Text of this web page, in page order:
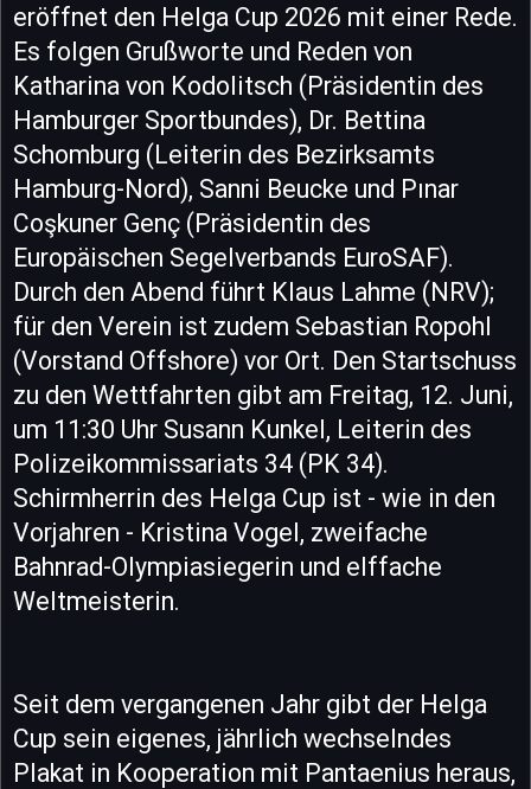
eröffnet den Helga Cup 2026 mit einer Rede.
Es folgen Grußworte und Reden von
Katharina von Kodolitsch (Präsidentin des
Hamburger Sportbundes), Dr. Bettina
Schomburg (Leiterin des Bezirksamts
Hamburg-Nord), Sanni Beucke und Pınar
Coşkuner Genç (Präsidentin des
Europäischen Segelverbands EuroSAF).
Durch den Abend führt Klaus Lahme (NRV);
für den Verein ist zudem Sebastian Ropohl
(Vorstand Offshore) vor Ort. Den Startschuss
zu den Wettfahrten gibt am Freitag, 12. Juni,
um 11:30 Uhr Susann Kunkel, Leiterin des
Polizeikommissariats 34 (PK 34).
Schirmherrin des Helga Cup ist - wie in den
Vorjahren - Kristina Vogel, zweifache
Bahnrad-Olympiasiegerin und elffache
Weltmeisterin.
Seit dem vergangenen Jahr gibt der Helga
Cup sein eigenes, jährlich wechselndes
Plakat in Kooperation mit Pantaenius heraus,